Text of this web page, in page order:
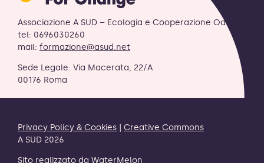
Change
logo
-
ritorna
homepage
Associazione A SUD – Ecologia e Cooperazione OdV
tel: 0696030260
mail: formazione@asud.net
Sede Legale: Via Macerata, 22/A
00176 Roma
Privacy Policy & Cookies
Creative Commons
A SUD 2026
Sito realizzato da WaterMelon